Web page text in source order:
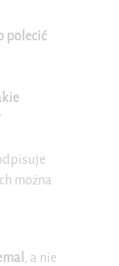
polecić
można
, a nie